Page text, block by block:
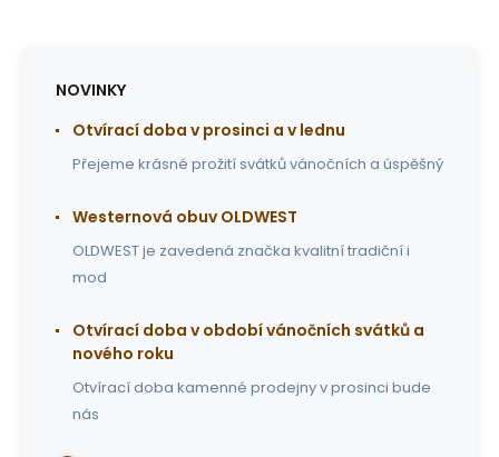
NOVINKY
Otvírací doba v prosinci a v lednu
Přejeme krásné prožití svátků vánočních a úspěšný
Westernová obuv OLDWEST
OLDWEST je zavedená značka kvalitní tradiční i
mod
Otvírací doba v období vánočních svátků a
nového roku
Otvírací doba kamenné prodejny v prosinci bude
nás